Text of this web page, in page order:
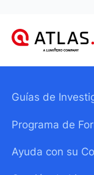
Guías de
Programa de
Ayuda con su